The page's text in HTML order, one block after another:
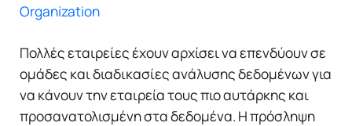
Organization
Πολλές εταιρείες έχουν αρχίσει να επενδύουν σε
ομάδες και διαδικασίες ανάλυσης δεδομένων για
να κάνουν την εταιρεία τους πιο αυτάρκης και
προσανατολισμένη στα δεδομένα. Η πρόσληψη